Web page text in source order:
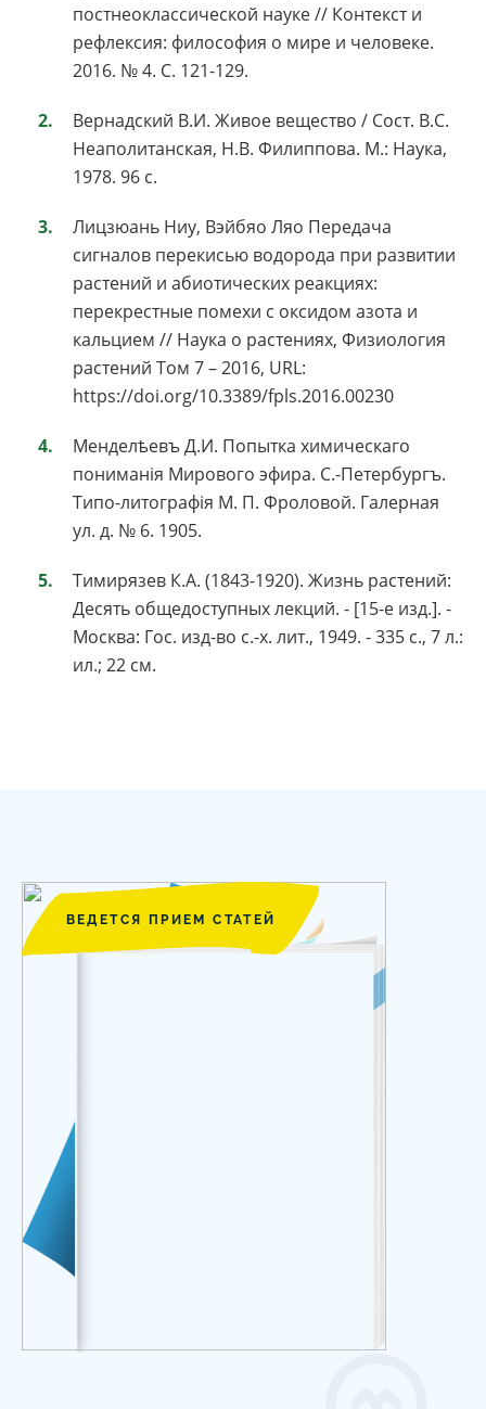
постнеоклассической науке // Контекст и
рефлексия: философия о мире и человеке.
2016. № 4. С. 121-129.
Вернадский В.И. Живое вещество / Сост. В.С.
Неаполитанская, Н.В. Филиппова. М.: Наука,
1978. 96 с.
Лицзюань Ниу, Вэйбяо Ляо Передача
сигналов перекисью водорода при развитии
растений и абиотических реакциях:
перекрестные помехи с оксидом азота и
кальцием // Наука о растениях, Физиология
растений Том 7 – 2016, URL:
https://doi.org/10.3389/fpls.2016.00230
Менделѣевъ Д.И. Попытка химическаго
пониманія Мирового эфира. С.-Петербургъ.
Типо-литографія М. П. Фроловой. Галерная
ул. д. № 6. 1905.
Тимирязев К.А. (1843-1920). Жизнь растений:
Десять общедоступных лекций. - [15-е изд.]. -
Москва: Гос. изд-во с.-х. лит., 1949. - 335 с., 7 л.:
ил.; 22 см.
ВЕДЕТСЯ ПРИЕМ СТАТЕЙ